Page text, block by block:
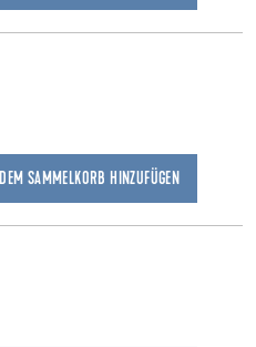
DEM SAMMELKORB HINZUFÜGEN